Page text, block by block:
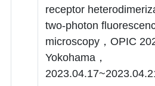
receptor
two-photon
microscopy，OPIC
Yokohama，